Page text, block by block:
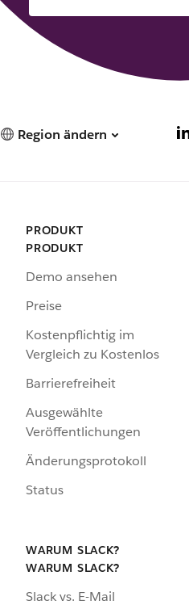
Region ändern
PRODUKT
PRODUKT
Demo ansehen
Preise
Kostenpflichtig im
Vergleich zu Kostenlos
Barrierefreiheit
Ausgewählte
Veröffentlichungen
Änderungsprotokoll
Status
WARUM SLACK?
WARUM SLACK?
Slack vs. E-Mail